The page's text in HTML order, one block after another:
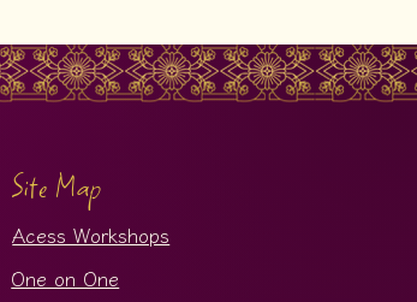
Site Map
Acess Workshops
One on One